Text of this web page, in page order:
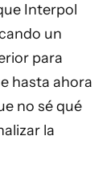
Interpol
un
para
hasta ahora
no sé qué
la